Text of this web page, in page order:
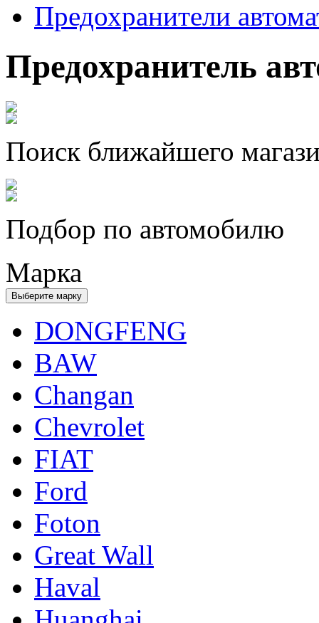
Предохранители
Предохранитель
Поиск ближайшего
Подбор по автомобилю
Марка
Выберите марку
DONGFENG
BAW
Changan
Chevrolet
FIAT
Ford
Foton
Great Wall
Haval